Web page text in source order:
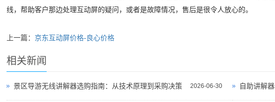
线，帮助客户那边处理互动屏的疑问，或者是故障情况，售后是很令人放心的。
上一篇： 京东互动屏价格-良心价格
相关新闻
2026-06-30
景区导游无线讲解器选购指南：从技术原理到采购决策 自助讲解